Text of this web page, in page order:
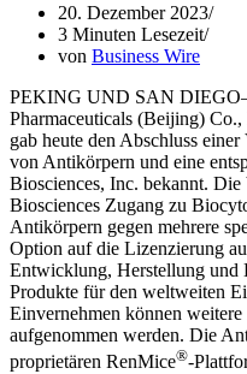
20. Dezember 2023
3 Minuten Lesezeit
von Business Wire
PEKING UND SAN
Pharmaceuticals (Beijing)
gab heute den Abschluss
von Antikörpern und eine
Biosciences, Inc. bekannt.
Biosciences Zugang zu
Antikörpern gegen mehrere
Option auf die Lizenzierung
Entwicklung, Herstellung und
Produkte für den weltweiten
Einvernehmen können
aufgenommen werden. Die
proprietären RenMice®-